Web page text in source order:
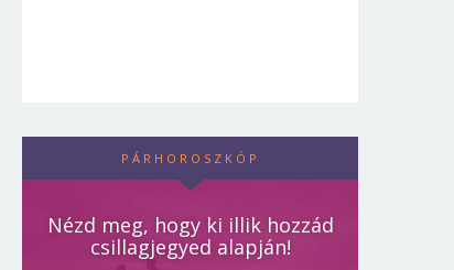
PÁRHOROSZKÓP
Nézd meg, hogy ki illik hozzád
csillagjegyed alapján!